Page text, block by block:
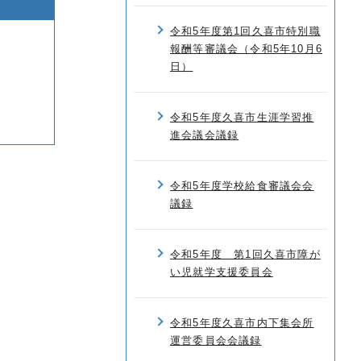
令和5年度第1回久喜市特別職
報酬等審議会（令和5年10月6
日）
令和5年度久喜市生涯学習推
進会議会議録
令和5年度学校給食審議会会
議録
令和5年度 第1回久喜市障が
い児就学支援委員会
令和5年度久喜市内下集会所
運営委員会会議録